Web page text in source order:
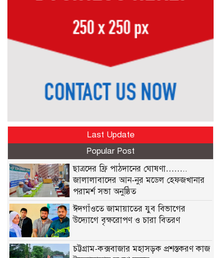
Last Update
Popular Post
ছাত্রদের ফ্রি পাঠদানের ঘোষণা……..
জালালাবাদের আন-নুর মডেল হেফজখানার
পরামর্শ সভা অনুষ্ঠিত
ঈদগাঁওতে জামায়াতের যুব বিভাগের
উদ্যোগে বৃক্ষরোপণ ও চারা বিতরণ
চট্টগ্রাম-কক্সবাজার মহাসড়ক প্রশস্তকরণ কাজ